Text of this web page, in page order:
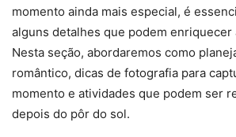
momento ainda mais especial, é
alguns detalhes que podem enriquecer
Nesta seção, abordaremos como
romântico, dicas de fotografia para
momento e atividades que podem ser
depois do pôr do sol.